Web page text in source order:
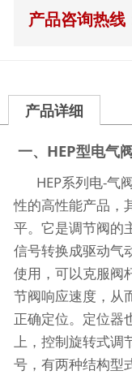
产品咨询热线
产品详细
一、HEP型电气
HEP系列电-气
性的高性能产品，
平。它是调节阀的
信号转换成驱动气
使用，可以克服阀
节阀响应速度，从
正确定位。定位器
上，控制旋转式调
号，有两种结构型